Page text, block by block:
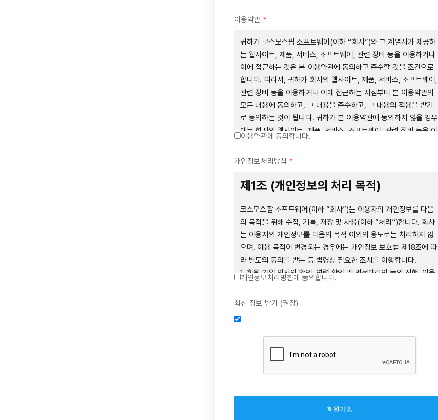
이용약관 *
귀하가 코스모스팜 소프트웨어(이하 “회사”)와 그 계열사가 제공하
는 웹사이트, 제품, 서비스, 소프트웨어, 관련 장비 등을 이용하거나
이에 접근하는 것은 본 이용약관에 동의하고 준수할 것을 조건으로
합니다. 따라서, 귀하가 회사의 웹사이트, 제품, 서비스, 소프트웨어,
관련 장비 등을 이용하거나 이에 접근하는 시점부터 본 이용약관의
모든 내용에 동의하고, 그 내용을 준수하고, 그 내용의 적용을 받기
로 동의하는 것이 됩니다. 귀하가 본 이용약관에 동의하지 않을 경우
에는 회사의 웹사이트, 제품, 서비스, 소프트웨어, 관련 장비 등을 이
서비스 사용 전에 본 이용약관의 내용을 주의 깊게 읽으시기 바랍니
제1장 총칙
제1조 (목적)
본 약관은 코스모스팜 소프트웨어(이하 “회사”)가 데스크톱용, 랩탑
을 통하여 제공하는 "사이드톡" 서비스와 관련하여 회사와 이용자
간의 권리와 의무, 책임사항 및 이용자의 서비스 이용절차 등 회사와
제2조 (용어의 정의)
① 본 약관에서 사용하는 용어의 정의는 다음과 같습니다.
1. 서비스: 회사가 본 약관에 따라 데스크톱용, 랩탑용, 모바일용 어
이용약관에 동의합니다.
개인정보처리방침 *
제1조 (개인정보의 처리 목적)
코스모스팜 소프트웨어(이하 “회사”)는 이용자의 개인정보를 다음
의 목적을 위해 수집, 기록, 저장 및 사용(이하 “처리”)합니다. 회사
는 이용자의 개인정보를 다음의 목적 이외의 용도로는 처리하지 않
으며, 이용 목적이 변경되는 경우에는 개인정보 보호법 제18조에 따
라 별도의 동의를 받는 등 법령상 필요한 조치를 이행합니다.
1. 회원 가입 의사의 확인, 연령 확인 및 법정대리인 동의 진행, 이용
2. 약관 위반 행위 등을 포함하여 서비스의 원활한 운영에 지장을 주
항 전달, 분쟁조정을 위한 기록 보존, 민원처리 등 이용자 보호 및 서
비스 운영
3. 서비스 이용기록과 접속 빈도 분석, 서비스 이용에 대한 통계, 서
비스 분석 및 통계에 따른 맞춤 서비스 제공 및 광고 게재 등
4. 콘텐츠 등 기존 서비스 제공(광고 포함)에 더하여, 인구통계학적
제공 등 신규 서비스 요소의 발굴 및 기존 서비스 개선
개인정보처리방침에 동의합니다.
최신 정보 받기 (권장)